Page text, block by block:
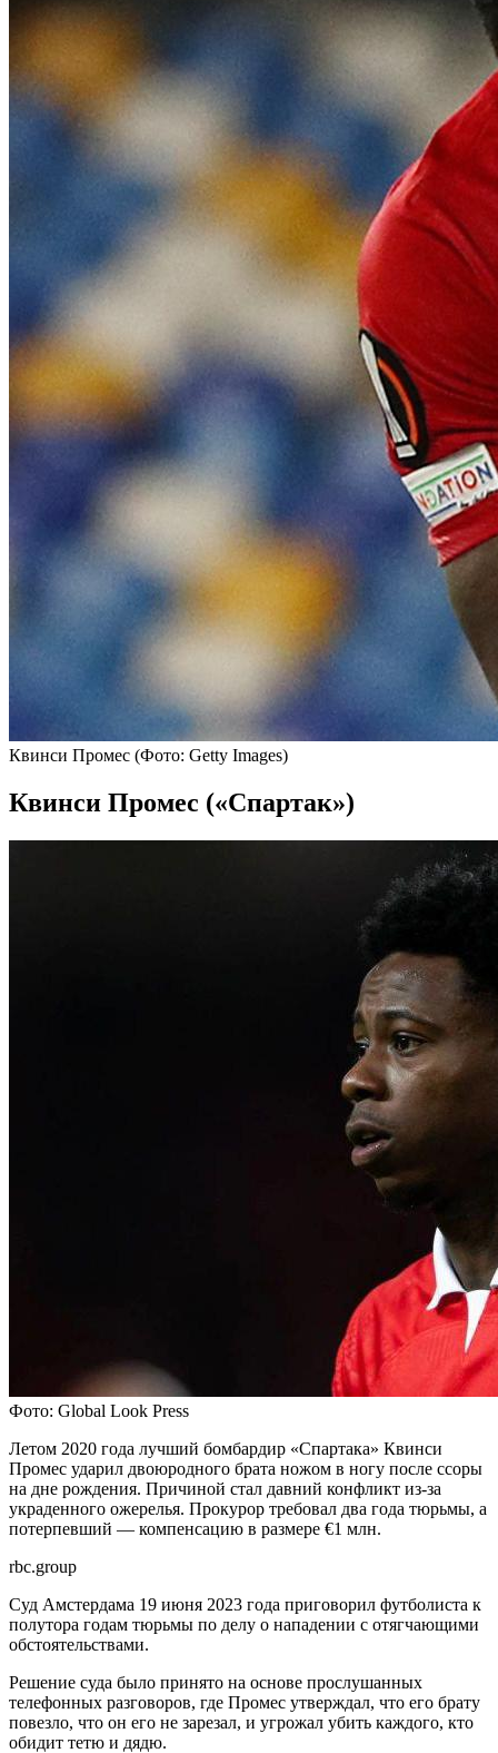
Квинси Промес (Фото: Getty Images)
Квинси Промес («Спартак»)
Фото: Global Look Press
Летом 2020 года лучший бомбардир «Спартака» Квинси
Промес ударил двоюродного брата ножом в ногу после ссоры
на дне рождения. Причиной стал давний конфликт из-за
украденного ожерелья. Прокурор требовал два года тюрьмы, а
потерпевший — компенсацию в размере €1 млн.
rbc.group
Суд Амстердама 19 июня 2023 года приговорил футболиста к
полутора годам тюрьмы по делу о нападении с отягчающими
обстоятельствами.
Решение суда было принято на основе прослушанных
телефонных разговоров, где Промес утверждал, что его брату
повезло, что он его не зарезал, и угрожал убить каждого, кто
обидит тетю и дядю.